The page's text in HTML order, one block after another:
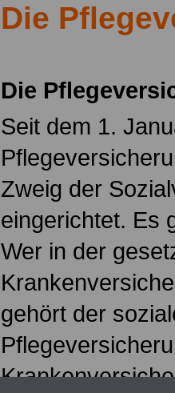
Die
Die
Seit dem 1.
Zweig der
eingerichtet. Es
Wer in der
gehört der